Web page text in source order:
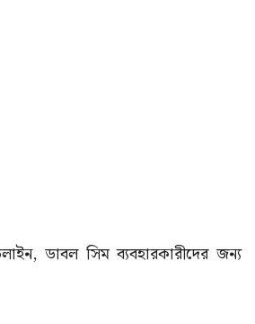
ডাবল সিম ব্যবহারকারীদের জন্য